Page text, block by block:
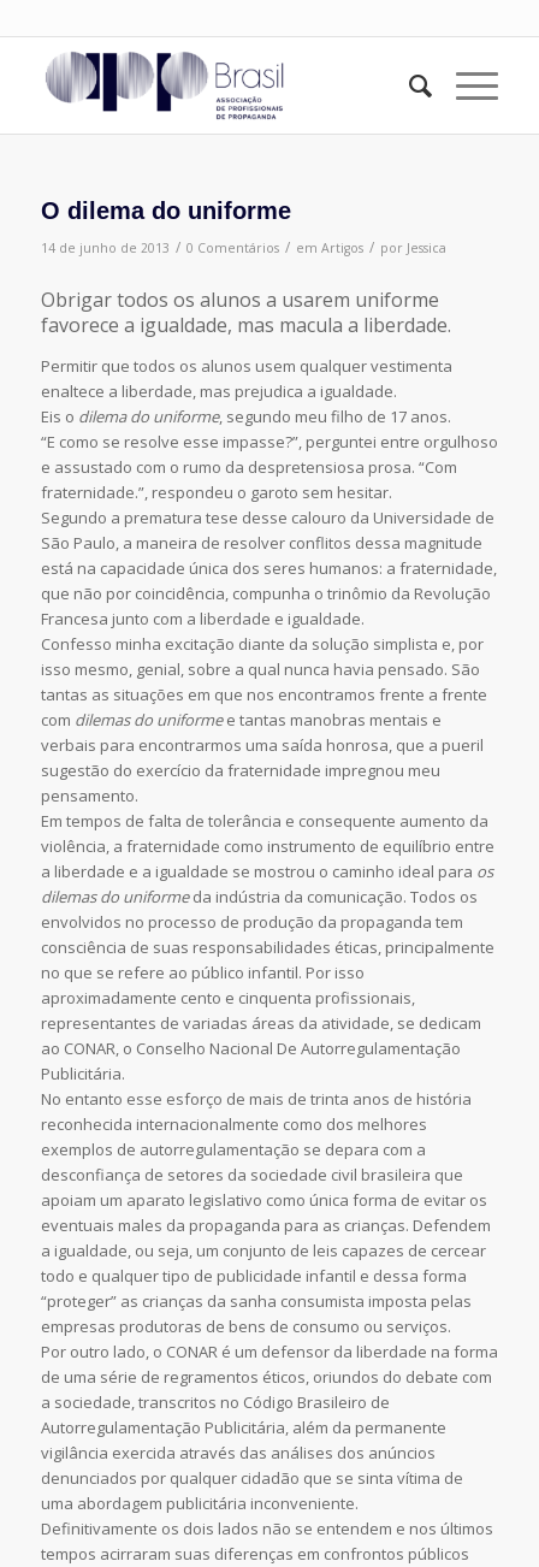
O dilema do uniforme
14 de junho de 2013 / 0 Comentários / em Artigos / por Jessica
Obrigar todos os alunos a usarem uniforme
favorece a igualdade, mas macula a liberdade.
Permitir que todos os alunos usem qualquer vestimenta
enaltece a liberdade, mas prejudica a igualdade.
Eis o dilema do uniforme, segundo meu filho de 17 anos.
“E como se resolve esse impasse?”, perguntei entre orgulhoso
e assustado com o rumo da despretensiosa prosa. “Com
fraternidade.”, respondeu o garoto sem hesitar.
Segundo a prematura tese desse calouro da Universidade de
São Paulo, a maneira de resolver conflitos dessa magnitude
está na capacidade única dos seres humanos: a fraternidade,
que não por coincidência, compunha o trinômio da Revolução
Francesa junto com a liberdade e igualdade.
Confesso minha excitação diante da solução simplista e, por
isso mesmo, genial, sobre a qual nunca havia pensado. São
tantas as situações em que nos encontramos frente a frente
com dilemas do uniformee tantas manobras mentais e
verbais para encontrarmos uma saída honrosa, que a pueril
sugestão do exercício da fraternidade impregnou meu
pensamento.
Em tempos de falta de tolerância e consequente aumento da
violência, a fraternidade como instrumento de equilíbrio entre
a liberdade e a igualdade se mostrou o caminho ideal para os
dilemas do uniformeda indústria da comunicação. Todos os
envolvidos no processo de produção da propaganda tem
consciência de suas responsabilidades éticas, principalmente
no que se refere ao público infantil. Por isso
aproximadamente cento e cinquenta profissionais,
representantes de variadas áreas da atividade, se dedicam
ao CONAR, o Conselho Nacional De Autorregulamentação
Publicitária.
No entanto esse esforço de mais de trinta anos de história
reconhecida internacionalmente como dos melhores
exemplos de autorregulamentação se depara com a
desconfiança de setores da sociedade civil brasileira que
apoiam um aparato legislativo como única forma de evitar os
eventuais males da propaganda para as crianças. Defendem
a igualdade, ou seja, um conjunto de leis capazes de cercear
todo e qualquer tipo de publicidade infantil e dessa forma
“proteger” as crianças da sanha consumista imposta pelas
empresas produtoras de bens de consumo ou serviços.
Por outro lado, o CONAR é um defensor da liberdade na forma
de uma série de regramentos éticos, oriundos do debate com
a sociedade, transcritos no Código Brasileiro de
Autorregulamentação Publicitária, além da permanente
vigilância exercida através das análises dos anúncios
denunciados por qualquer cidadão que se sinta vítima de
uma abordagem publicitária inconveniente.
Definitivamente os dois lados não se entendem e nos últimos
tempos acirraram suas diferenças em confrontos públicos